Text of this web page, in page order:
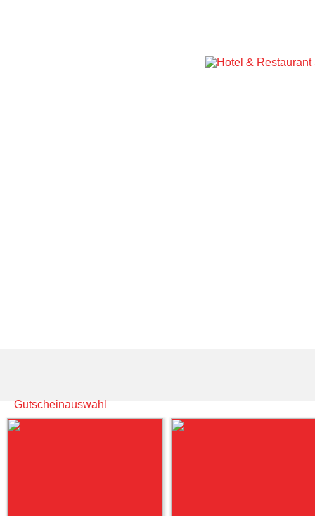
Gutscheinauswahl